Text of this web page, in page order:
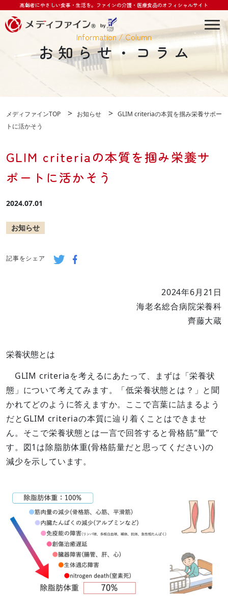
高齢者にやさしい食事・生活を。 ファインの介護・医療食品のオフィシャルサイト
Information / Column
お知らせ・コラム
メディファインTOP > お知らせ > GLIM criteriaの本質を掴み栄養サポー
トに活かそう
GLIM criteriaの本質を掴み栄養サ
ポートに活かそう
2024.07.01
お知らせ
記事をシェア
2024年6月21日
海老名総合病院栄養科
齊藤大蔵
栄養状態とは
GLIM criteriaを考えるにあたって、まずは「栄養状
態」について考えてみます。「低栄養状態とは？」と聞
かれてどのように答えますか。ここで言葉に詰まるよう
だとGLIM criteriaの本質に辿り着くことはできませ
ん。そこで栄養状態とは一言で回答すると骨格筋”量”で
す。図1は除脂肪体重(骨格筋量だと思ってください)の
減少を示しています。